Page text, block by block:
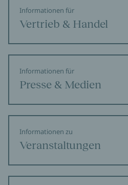
Informationen für
Vertrieb & Handel
Informationen für
Presse & Medien
Informationen zu
Veranstaltungen